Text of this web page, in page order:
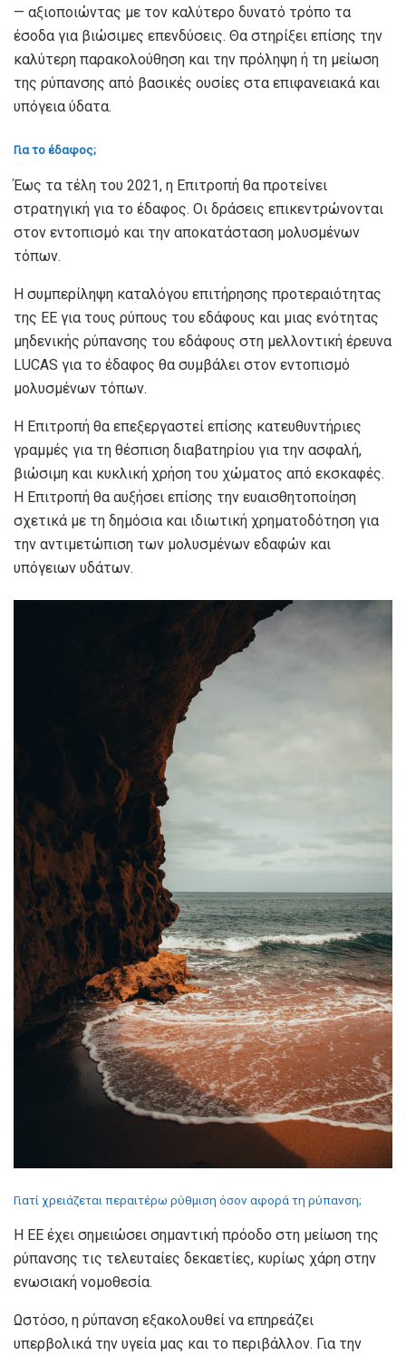
— αξιοποιώντας με τον καλύτερο δυνατό τρόπο τα
έσοδα για βιώσιμες επενδύσεις. Θα στηρίξει επίσης την
καλύτερη παρακολούθηση και την πρόληψη ή τη μείωση
της ρύπανσης από βασικές ουσίες στα επιφανειακά και
υπόγεια ύδατα.
Για το έδαφος;
Έως τα τέλη του 2021, η Επιτροπή θα προτείνει
στρατηγική για το έδαφος. Οι δράσεις επικεντρώνονται
στον εντοπισμό και την αποκατάσταση μολυσμένων
τόπων.
Η συμπερίληψη καταλόγου επιτήρησης προτεραιότητας
της ΕΕ για τους ρύπους του εδάφους και μιας ενότητας
μηδενικής ρύπανσης του εδάφους στη μελλοντική έρευνα
LUCAS για το έδαφος θα συμβάλει στον εντοπισμό
μολυσμένων τόπων.
Η Επιτροπή θα επεξεργαστεί επίσης κατευθυντήριες
γραμμές για τη θέσπιση διαβατηρίου για την ασφαλή,
βιώσιμη και κυκλική χρήση του χώματος από εκσκαφές.
Η Επιτροπή θα αυξήσει επίσης την ευαισθητοποίηση
σχετικά με τη δημόσια και ιδιωτική χρηματοδότηση για
την αντιμετώπιση των μολυσμένων εδαφών και
υπόγειων υδάτων.
Γιατί χρειάζεται περαιτέρω ρύθμιση όσον αφορά τη ρύπανση;
Η ΕΕ έχει σημειώσει σημαντική πρόοδο στη μείωση της
ρύπανσης τις τελευταίες δεκαετίες, κυρίως χάρη στην
ενωσιακή νομοθεσία.
Ωστόσο, η ρύπανση εξακολουθεί να επηρεάζει
υπερβολικά την υγεία μας και το περιβάλλον. Για την